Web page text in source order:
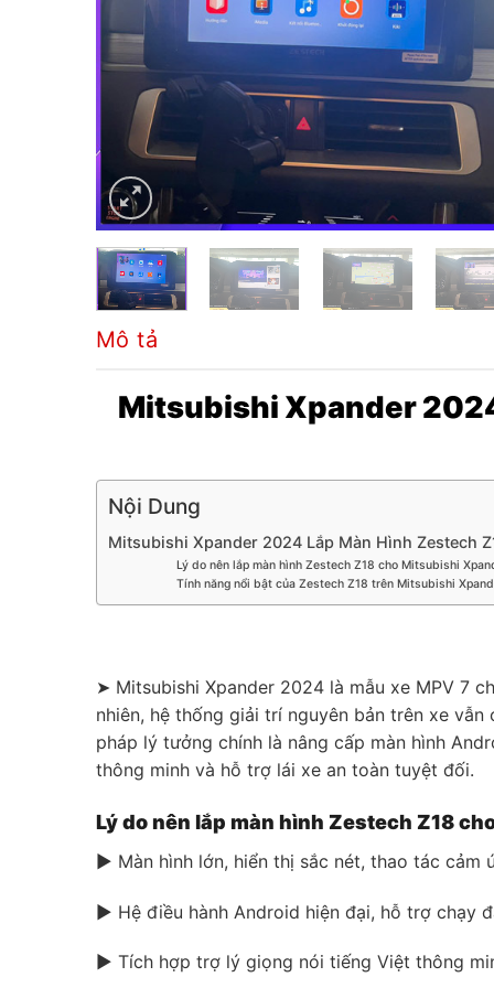
Mô tả
Mitsubishi Xpander
Nội Dung
Mitsubishi Xpander 2024 Lắp Màn Hình Zestech
Lý do nên lắp màn hình Zestech Z18 cho Mitsubishi
Tính năng nổi bật của Zestech Z18 trên Mitsubishi
➤ Mitsubishi Xpander 2024 là mẫu xe MPV 7
nhiên, hệ thống giải trí nguyên bản trên xe
pháp lý tưởng chính là nâng cấp màn hình
thông minh và hỗ trợ lái xe an toàn tuyệt đối.
Lý do nên lắp màn hình Zestech Z18
▶ Màn hình lớn, hiển thị sắc nét, thao tác cảm
▶ Hệ điều hành Android hiện đại, hỗ trợ chạy
▶ Tích hợp trợ lý giọng nói tiếng Việt thông